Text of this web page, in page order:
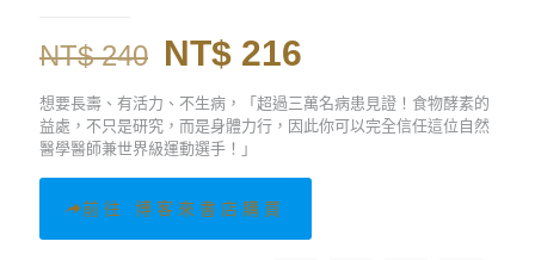
NT$240 原
始
價
格：
NT$ 240。
NT$ 216
前
價
想要長壽、有活力、不生病，「超過三萬名病患見證！食物酵素的
益處，不只是研究，而是身體力行，因此你可以完全信任這位自然
醫學醫師兼世界級運動選手！」
前往 博客來書店購買